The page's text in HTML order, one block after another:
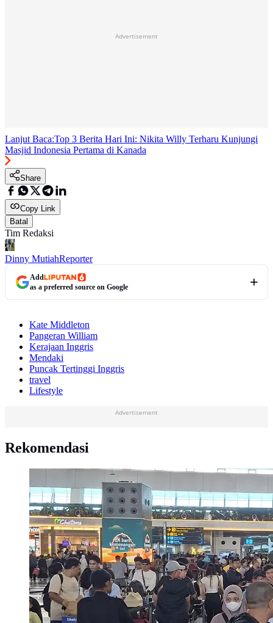
Advertisement
Lanjut Baca:Top 3 Berita Hari Ini: Nikita Willy Terharu Kunjungi
Masjid Indonesia Pertama di Kanada
Share
Copy Link
Batal
Tim Redaksi
Dinny MutiahReporter
Add
as a preferred source on Google
Kate Middleton
Pangeran William
Kerajaan Inggris
Mendaki
Puncak Tertinggi Inggris
travel
Lifestyle
Advertisement
Rekomendasi